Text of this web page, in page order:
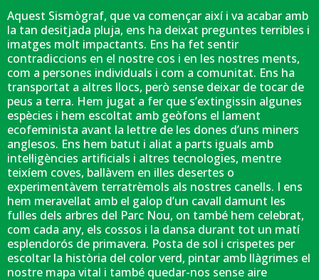
Aquest Sismògraf, que va començar així i va acabar amb
la tan desitjada pluja, ens ha deixat preguntes terribles i
imatges molt impactants. Ens ha fet sentir
contradiccions en el nostre cos i en les nostres ments,
com a persones individuals i com a comunitat. Ens ha
transportat a altres llocs, però sense deixar de tocar de
peus a terra. Hem jugat a fer que s’extingissin algunes
espècies i hem escoltat amb geòfons el lament
ecofeminista avant la lettre de les dones d’uns miners
anglesos. Ens hem batut i aliat a parts iguals amb
intel·ligències artificials i altres tecnologies, mentre
teixíem coves, ballàvem en illes desertes o
experimentàvem terratrèmols als nostres canells. I ens
hem meravellat amb el galop d’un cavall damunt les
fulles dels arbres del Parc Nou, on també hem celebrat,
com cada any, els cossos i la dansa durant tot un matí
esplendorós de primavera. Posta de sol i crispetes per
escoltar la història del color verd, pintar amb llàgrimes el
nostre mapa vital i també quedar-nos sense aire